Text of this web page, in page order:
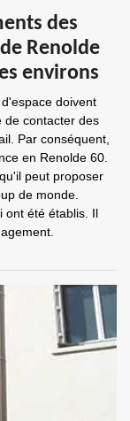
des
Renolde
environs
doivent
de contacter des
Par conséquent,
en Renolde 60.
peut proposer
de monde.
ont été établis. Il